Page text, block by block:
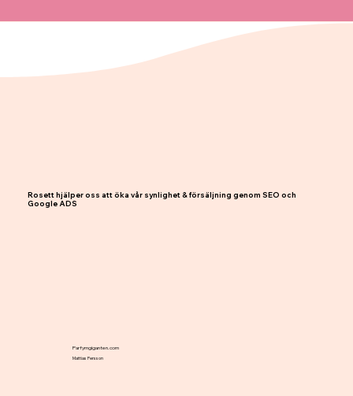
Rosett hjälper oss att öka vår synlighet & försäljning genom SEO och
Google ADS
Parfymgiganten.com
Mattias Persson